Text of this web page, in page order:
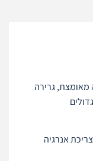
מאומצת, גרירה
אנרגיה